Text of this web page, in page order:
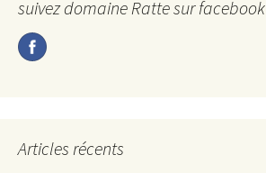
articles
suivez domaine Ratte sur facebook
Articles récents